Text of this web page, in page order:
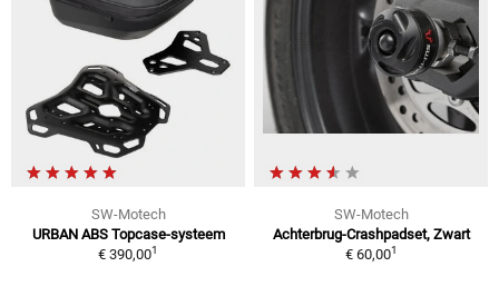
SW-Motech
URBAN ABS Topcase-systeem
€ 390,001
SW-Motech
Achterbrug-Crashpadset, Zwart
€ 60,001